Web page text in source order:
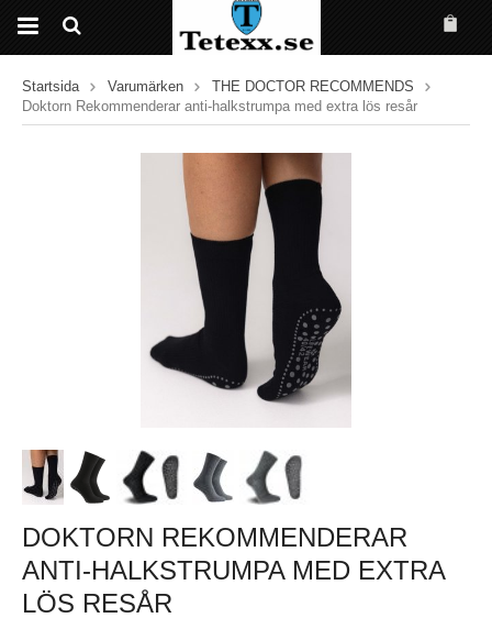
Startsida Varumärken
THE DOCTOR RECOMMENDS
Doktorn Rekommenderar anti-halkstrumpa med extra lös resår
DOKTORN REKOMMENDERAR
ANTI-HALKSTRUMPA MED EXTRA
LÖS RESÅR